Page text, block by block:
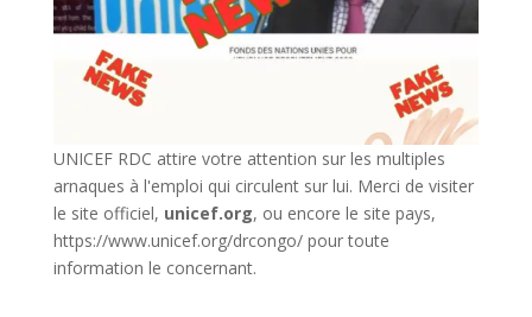
UNICEF RDC attire votre attention sur les multiples
arnaques à l'emploi qui circulent sur lui. Merci de visiter
le site officiel, unicef.org, ou encore le site pays,
https://www.unicef.org/drcongo/pour toute
information le concernant.